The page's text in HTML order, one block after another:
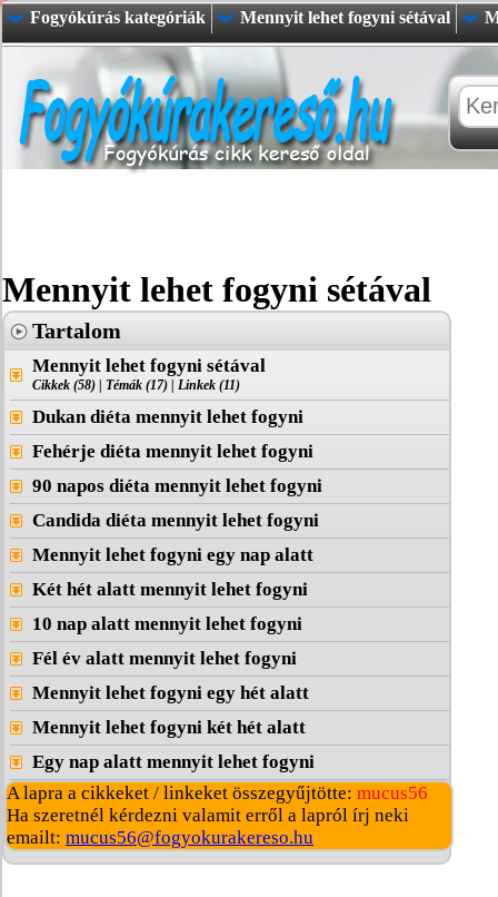
Fogyókúrás kategóriák Mennyit lehet fogyni sétával
Mennyit lehet fogyni sétával
Tartalom
Mennyit lehet fogyni sétával
Cikkek (58) Témák (17) Linkek (11)
Dukan diéta mennyit lehet fogyni
Fehérje diéta mennyit lehet fogyni
90 napos diéta mennyit lehet fogyni
Candida diéta mennyit lehet fogyni
Mennyit lehet fogyni egy nap alatt
Két hét alatt mennyit lehet fogyni
10 nap alatt mennyit lehet fogyni
Fél év alatt mennyit lehet fogyni
Mennyit lehet fogyni egy hét alatt
Mennyit lehet fogyni két hét alatt
Egy nap alatt mennyit lehet fogyni
A lapra a cikkeket / linkeket összegyűjtötte: mucus56
Ha szeretnél kérdezni valamit erről a lapról írj neki
emailt: mucus56@fogyokurakereso.hu